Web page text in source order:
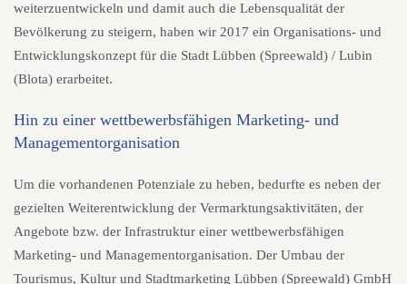
weiterzuentwickeln und damit auch die Lebensqualität der
Bevölkerung zu steigern, haben wir 2017 ein Organisations- und
Entwicklungskonzept für die Stadt Lübben (Spreewald) / Lubin
(Blota) erarbeitet.
Hin zu einer wettbewerbsfähigen Marketing- und
Managementorganisation
Um die vorhandenen Potenziale zu heben, bedurfte es neben der
gezielten Weiterentwicklung der Vermarktungsaktivitäten, der
Angebote bzw. der Infrastruktur einer wettbewerbsfähigen
Marketing- und Managementorganisation. Der Umbau der
Tourismus, Kultur und Stadtmarketing Lübben (Spreewald) GmbH